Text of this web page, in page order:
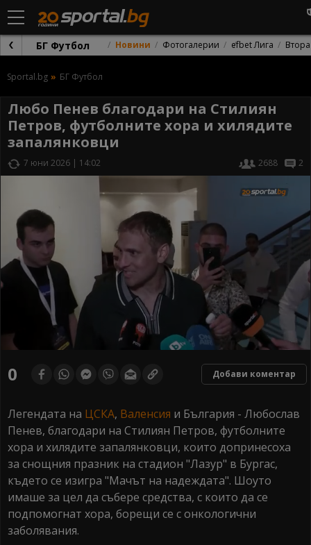
БГ Футбол Новини Фотогалерии efbet Лига
Sportal.bg БГ Футбол
Любо Пенев благодари на Стилиян
Петров, футболните хора и хилядите
запалянковци
7 юни 2026 | 14:02 2688 2
of0 Добави коментар
Легендата на ЦСКА, Валенсия и България - Любослав
Пенев, благодари на Стилиян Петров, футболните
хора и хилядите запалянковци, които допринесоха
за снощния празник на стадион "Лазур" в Бургас,
където се изигра "Мачът на надеждата". Шоуто
имаше за цел да събере средства, с които да се
подпомогнат хора, борещи се с онкологични
заболявания.